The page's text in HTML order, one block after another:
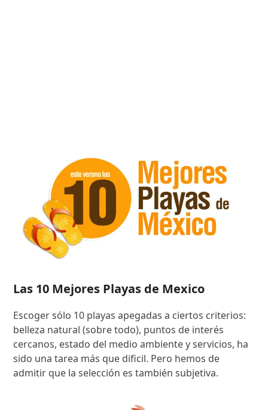
Las 10 Mejores Playas de Mexico
Escoger sólo 10 playas apegadas a ciertos criterios:
belleza natural (sobre todo), puntos de interés
cercanos, estado del medio ambiente y servicios, ha
sido una tarea más que dificil. Pero hemos de
admitir que la selección es también subjetiva.